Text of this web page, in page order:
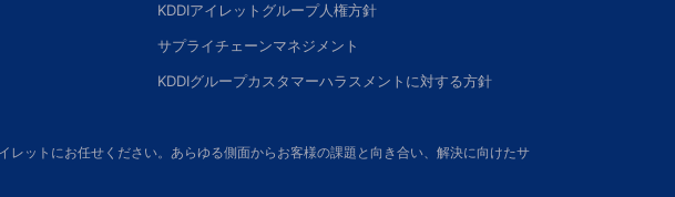
KDDIアイレットグループ人権方針
サプライチェーンマネジメント
KDDIグループカスタマーハラスメントに対する方針
ットにお任せください。あらゆる側面からお客様の課題と向き合い、解決に向けたサ